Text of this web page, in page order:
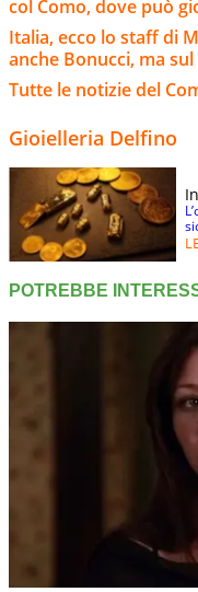
col Como, dove può
Italia, ecco lo staff di
anche Bonucci, ma
Tutte le notizie del
Gioielleria Delfino